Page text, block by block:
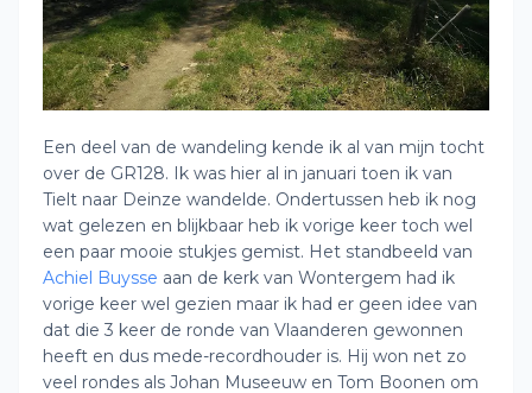
Een deel van de wandeling kende ik al van mijn tocht
over de GR128. Ik was hier al in januari toen ik van
Tielt naar Deinze wandelde. Ondertussen heb ik nog
wat gelezen en blijkbaar heb ik vorige keer toch wel
een paar mooie stukjes gemist. Het standbeeld van
Achiel Buysse aan de kerk van Wontergem had ik
vorige keer wel gezien maar ik had er geen idee van
dat die 3 keer de ronde van Vlaanderen gewonnen
heeft en dus mede-recordhouder is. Hij won net zo
veel rondes als Johan Museeuw en Tom Boonen om